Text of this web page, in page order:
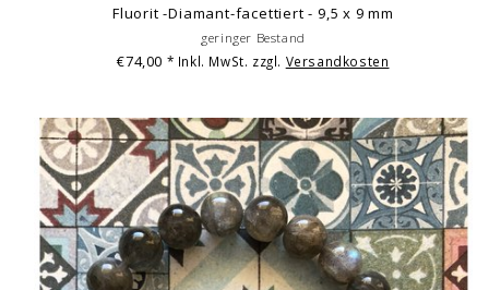
Fluorit -Diamant-facettiert - 9,5 x 9 mm
geringer Bestand
€74,00 * Inkl. MwSt. zzgl. Versandkosten